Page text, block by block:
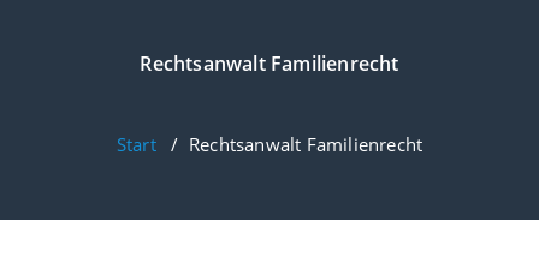
Rechtsanwalt Familienrecht
Start/ Rechtsanwalt Familienrecht